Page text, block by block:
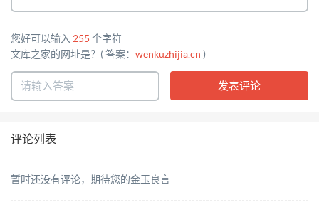
您好可以输入 255 个字符
文库之家的网址是？( 答案： wenkuzhijia.cn )
评论列表
暂时还没有评论，期待您的金玉良言